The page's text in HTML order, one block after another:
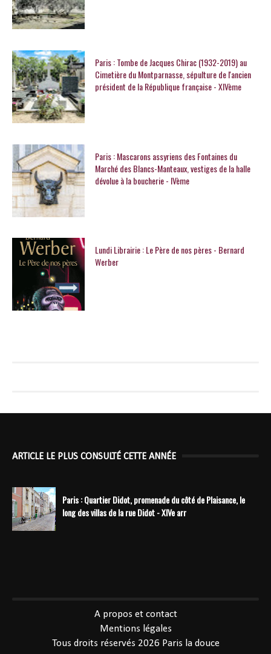
Paris : Tombe de Jacques Chirac (1932-2019) au
Cimetière du Montparnasse, sépulture de l'ancien
président de la République française - XIVème
Paris : Mascarons assyriens des Fontaines du
Marché des Blancs-Manteaux, vestiges de la halle
dévolue à la boucherie - IVème
Lundi Librairie : Le Père de nos pères - Bernard
Werber
ARTICLE LE PLUS CONSULTÉ CETTE ANNÉE
Paris : Quartier Didot, promenade du côté de Plaisance, le
long des villas de la rue Didot - XIVe arr
A propos et contact
Mentions légales
Tous droits réservés 2026 Paris la douce